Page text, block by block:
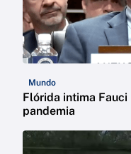
Mundo
Flórida intima
pandemia